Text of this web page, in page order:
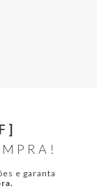
e garanta